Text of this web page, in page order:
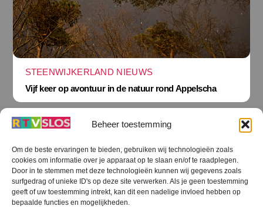
Beheer toestemming
Om de beste ervaringen te bieden, gebruiken wij technologieën zoals
cookies om informatie over je apparaat op te slaan en/of te raadplegen.
Door in te stemmen met deze technologieën kunnen wij gegevens zoals
surfgedrag of unieke ID's op deze site verwerken. Als je geen toestemming
geeft of uw toestemming intrekt, kan dit een nadelige invloed hebben op
bepaalde functies en mogelijkheden.
STEENWIJKERLAND NIEUWS
Vijf keer op avontuur in de natuur rond Appelscha
Terug
naar
boven
RTV SLOS